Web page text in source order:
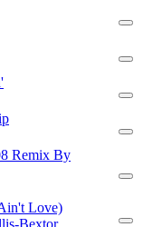
Remix By
Love)
Bextor